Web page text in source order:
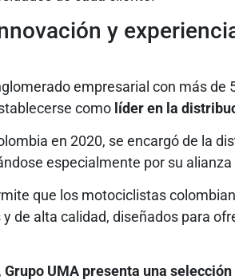
y
empresarial con más de
como líder en la
en 2020, se encargó de la
especialmente por su alianza
que los motociclistas
de alta calidad, diseñados para
Grupo UMA presenta una